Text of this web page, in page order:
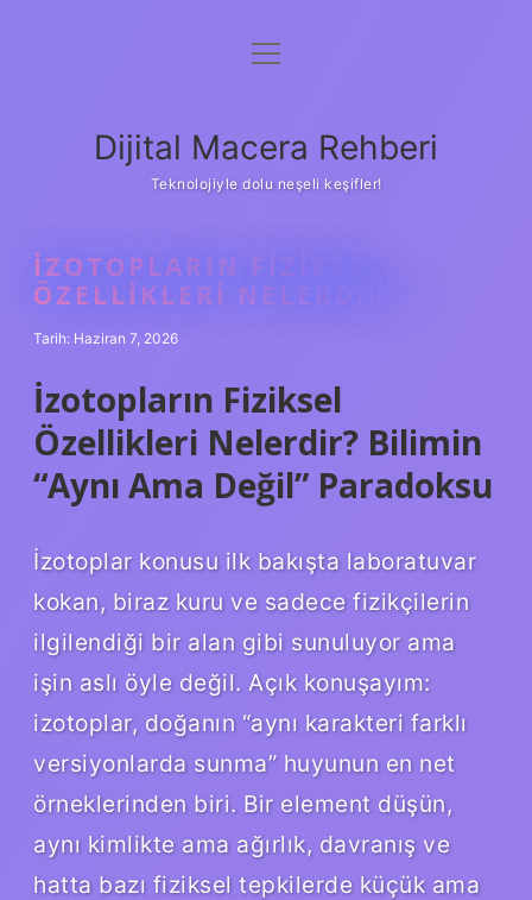
Anasayfa
Yasal Uyarı
menüyü
Dijital Macera Rehberi
Teknolojiyle dolu neşeli keşifler!
İZOTOPLARIN FIZIKSEL
ÖZELLIKLERI NELERDIR ?
Tarih: Haziran 7, 2026
İzotopların Fiziksel
Özellikleri Nelerdir? Bilimin
“Aynı Ama Değil” Paradoksu
İzotoplar konusu ilk bakışta laboratuvar
kokan, biraz kuru ve sadece fizikçilerin
ilgilendiği bir alan gibi sunuluyor ama
işin aslı öyle değil. Açık konuşayım:
izotoplar, doğanın “aynı karakteri farklı
versiyonlarda sunma” huyunun en net
örneklerinden biri. Bir element düşün,
aynı kimlikte ama ağırlık, davranış ve
hatta bazı fiziksel tepkilerde küçük ama